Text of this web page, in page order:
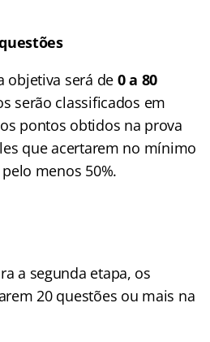
objetiva será de 0 a 80
serão classificados em
pontos obtidos na prova
que acertarem no mínimo
menos 50%.
a segunda etapa, os
20 questões ou mais na